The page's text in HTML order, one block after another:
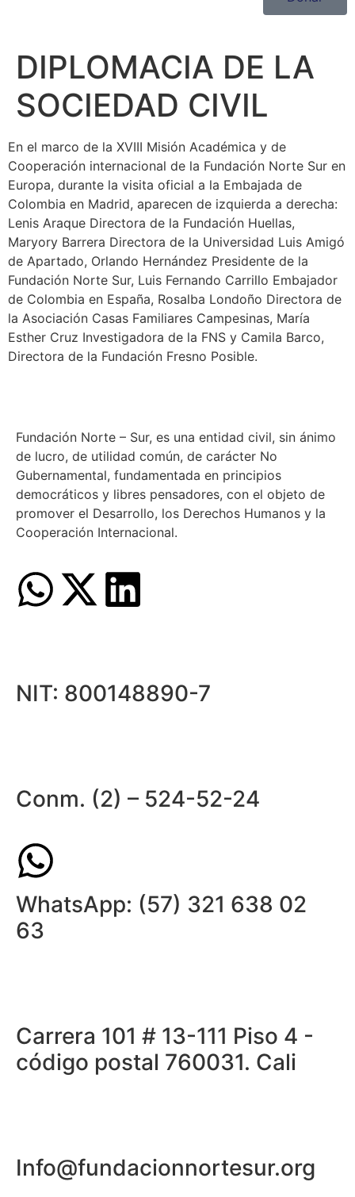
DIPLOMACIA DE LA
SOCIEDAD CIVIL
En el marco de la XVIII Misión Académica y de
Cooperación internacional de la Fundación Norte Sur en
Europa, durante la visita oficial a la Embajada de
Colombia en Madrid, aparecen de izquierda a derecha:
Lenis Araque Directora de la Fundación Huellas,
Maryory Barrera Directora de la Universidad Luis Amigó
de Apartado, Orlando Hernández Presidente de la
Fundación Norte Sur, Luis Fernando Carrillo Embajador
de Colombia en España, Rosalba Londoño Directora de
la Asociación Casas Familiares Campesinas, María
Esther Cruz Investigadora de la FNS y Camila Barco,
Directora de la Fundación Fresno Posible.
Fundación Norte – Sur, es una entidad civil, sin ánimo
de lucro, de utilidad común, de carácter No
Gubernamental, fundamentada en principios
democráticos y libres pensadores, con el objeto de
promover el Desarrollo, los Derechos Humanos y la
Cooperación Internacional.
NIT: 800148890-7
Conm. (2) – 524-52-24
WhatsApp: (57) 321 638 02
63
Carrera 101 # 13-111 Piso 4 -
código postal 760031. Cali
Info@fundacionnortesur.org